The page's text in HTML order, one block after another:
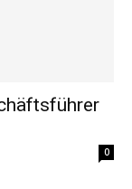
0